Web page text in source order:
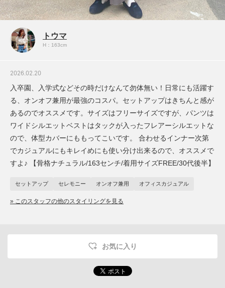
トウマ
H：163cm
2026.02.20
入卒園、入学式などその時だけなんて勿体無い！日常にも活躍す
る、オンオフ兼用が最強のコスパ。セットアップはきちんと感が
あるのでオススメです。サイズはフリーサイズですが、パンツは
ワイドシルエットベストはタックが入ったフレアーシルエットな
ので、体型カバーにももってこいです。 合わせるインナー次第
でカジュアルにもキレイめにも使い分け出来るので、オススメで
すよ♪ 【骨格ナチュラル/163センチ/着用サイズFREE/30代後半】
セットアップ セレモニー オンオフ兼用 オフィスカジュアル
» このスタッフの他のスタイリングを見る
お気に入り